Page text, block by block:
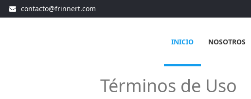
contacto@frinnert.com
INICIO NOSOTROS
Términos de Uso